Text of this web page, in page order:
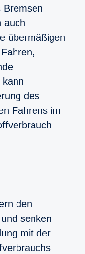
Bremsen
auch
übermäßigen
kann
des
Fahrens im
den
senken
mit der